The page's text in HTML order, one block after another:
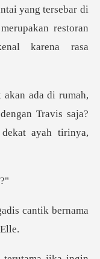
yang tersebar di
Travis saja?
cantik bernama